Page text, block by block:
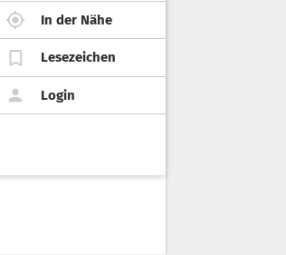
In der Nähe
Lesezeichen
Login